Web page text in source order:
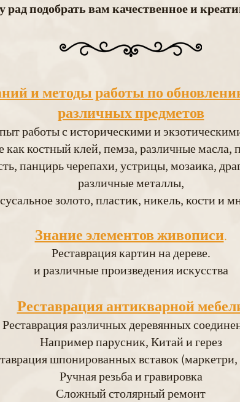
рад подобрать вам качественное и
и методы работы по
различных предметов
работы с историческими и
как костный клей, пемза, различные масла,
панцирь черепахи, устрицы, мозаика,
различные металлы,
золото, пластик, никель, кости и
Знание элементов живописи.
Реставрация картин на дереве.
и различные произведения искусства
Реставрация антикварной
Реставрация различных деревянных
Например парусник, Китай и герез
шпонированных вставок (маркетри,
Ручная резьба и гравировка
Сложный столярный ремонт